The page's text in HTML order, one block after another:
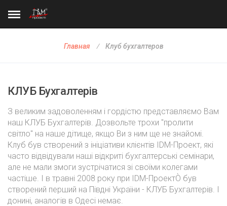
Главная Клуб бухгалтеров
КЛУБ Бухгалтерів
З великим задоволенням і гордістю представляємо Вам
наш КЛУБ Бухгалтерів. Дозвольте трохи "пролити
світло" на наше дітище, якщо Ви з ним ще не знайомі.
Клуб був створений з ініціативи клієнтів IDM-Проект, які
часто відвідували наші відкриті бухгалтерські семінари,
але не мали змоги зустрічатися зі своїми колегами
частіше. І в травні 2008 року при IDM-ПроектÒ був
створений перший на Півдні України - КЛУБ Бухгалтерів. І
донині, аналогів в Одесі немає.